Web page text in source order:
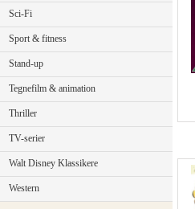
Sci-Fi
Sport & fitness
Stand-up
Tegnefilm & animation
Thriller
TV-serier
Walt Disney Klassikere
Western